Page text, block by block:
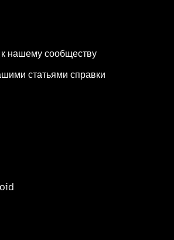
нашему сообществу
статьями справки